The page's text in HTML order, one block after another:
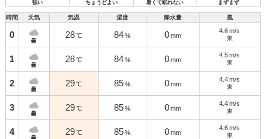
強い ちょうどよい 暑くて眠れない まずまず
時間 天気 気温 湿度 降水量 風
0
曇
28 ℃ 84 % 0 mm
4.6 m/s
東
1
曇
28 ℃ 84 % 0 mm
4.5 m/s
東
2
曇
29 ℃ 85 % 0 mm
4.4 m/s
東
3
曇
29 ℃ 85 % 0 mm
4.4 m/s
東
4
曇
29 ℃ 85 % 0 mm
4.6 m/s
東